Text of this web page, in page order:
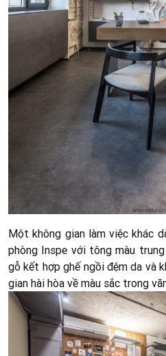
Một không gian làm việc khác
phòng Inspe với tông màu
gỗ kết hợp ghế ngồi đệm da và
gian hài hòa về màu sắc trong